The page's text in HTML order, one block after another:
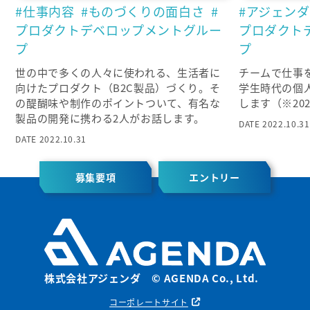
#仕事内容 #ものづくりの面白さ #
プロダクトデベロップメントグルー
プ
世の中で多くの人々に使われる、生活者に
向けたプロダクト（B2C製品）づくり。そ
の醍醐味や制作のポイントついて、有名な
製品の開発に携わる2人がお話します。
DATE 2022.10.31
#アジェン
プロダクト
プ
チームで仕事
学生時代の個
します（
DATE 2022.10.31
募集要項 エントリー
株式会社アジェンダ © AGENDA Co., Ltd.
コーポレートサイト